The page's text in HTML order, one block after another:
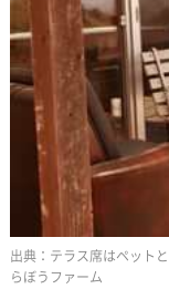
テラス席はペット
らぼうファーム